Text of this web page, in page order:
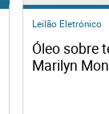
Leilão Eletrónico
Óleo sobre
Marilyn